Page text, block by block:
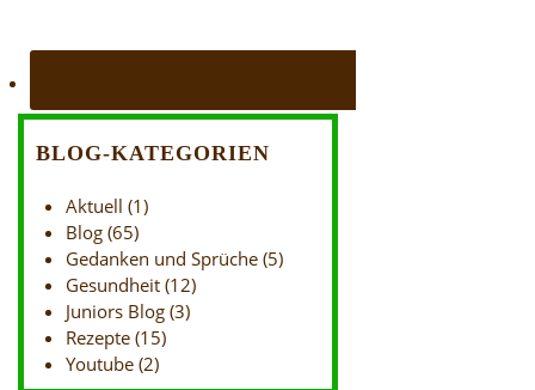
BLOG-KATEGORIEN
Aktuell (1)
Blog (65)
Gedanken und Sprüche (5)
Gesundheit (12)
Juniors Blog (3)
Rezepte (15)
Youtube (2)